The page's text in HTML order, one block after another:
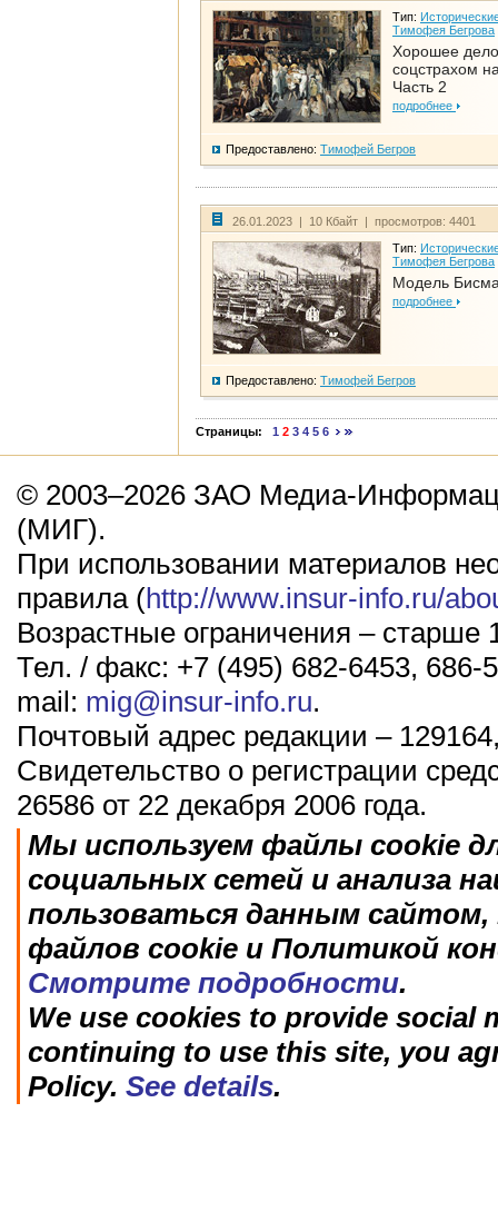
Тип:
Тимофея Бегрова
Хорошее дело
соцстрахом
Часть 2
подробнее
Предоставлено: Тимофей Бегров
26.01.2023 | 10 Кбайт | просмотров: 4401
Тип:
Тимофея Бегрова
Модель
подробнее
Предоставлено: Тимофей Бегров
Страницы: 1 2 3 4 5 6
© 2003–2026 ЗАО Медиа-
(МИГ).
При использовании материалов
правила (http://www.insur-info.ru/
Возрастные ограничения – старше
Тел. / факс: +7 (495) 682-6453, 686-
mail: mig@insur-info.ru.
Почтовый адрес редакции –
Свидетельство о регистрации
26586 от 22 декабря 2006 года.
Мы используем файлы cookie
социальных сетей и анализа
пользоваться данным
файлов cookie и Политикой
Смотрите подробности.
We use cookies to provide social
continuing to use this site, you
Policy. See details.